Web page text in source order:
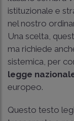
istituzionale e
nel nostro
Una scelta,
ma richiede
sistemica, per
legge
europeo.
Questo testo